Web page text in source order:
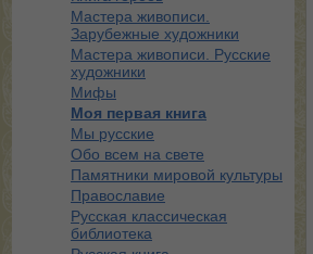
Мастера живописи.
Зарубежные художники
Мастера живописи. Русские
художники
Мифы
Моя первая книга
Мы русские
Обо всем на свете
Памятники мировой культуры
Православие
Русская классическая
библиотека